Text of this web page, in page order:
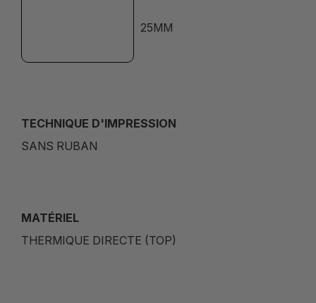
25MM
TECHNIQUE D'IMPRESSION
SANS RUBAN
MATÉRIEL
THERMIQUE DIRECTE (TOP)